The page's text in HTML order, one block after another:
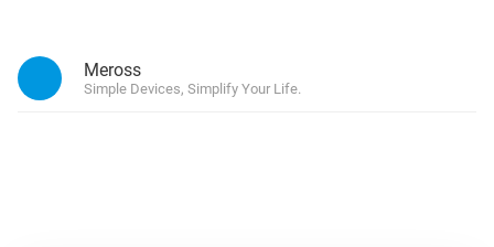
Meross
Simple Devices, Simplify Your Life.